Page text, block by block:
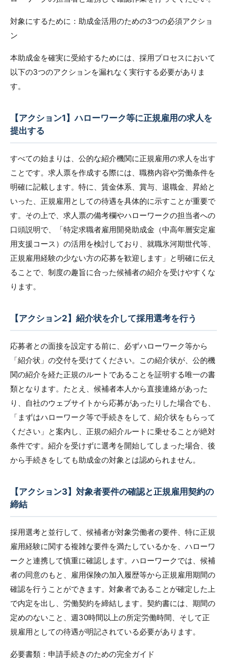
対象にするために：助成金活用のための3つの必須アクショ
ン
本助成金を確実に受給するためには、採用プロセスにおいて
以下の3つのアクションを漏れなく実行する必要がありま
す。
【アクション1】ハローワーク等に正規雇用の求人を
提出する
すべての始まりは、公的な紹介機関に正規雇用の求人を出す
ことです。求人票を作成する際には、職務内容や労働条件を
明確に記載します。特に、賃金体系、賞与、退職金、昇給と
いった、正規雇用としての待遇を具体的に示すことが重要で
す。その上で、求人票の備考欄やハローワークの担当者への
口頭説明で、「特定求職者雇用開発助成金（中高年層安定雇
用支援コース）の活用を検討しており、就職氷河期世代等、
正規雇用経験の少ない方の応募を歓迎します」と明確に伝え
ることで、制度の趣旨に合った候補者の紹介を受けやすくな
ります。
【アクション2】紹介状を介して採用選考を行う
応募者との面接を設定する前に、必ずハローワーク等から
「紹介状」の交付を受けてください。この紹介状が、公的機
関の紹介を経た正規のルートであることを証明する唯一の書
類となります。たとえ、候補者本人から直接連絡があった
り、自社のウェブサイトから応募があったりした場合でも、
「まずはハローワーク等で手続きをして、紹介状をもらって
ください」と案内し、正規の紹介ルートに乗せることが絶対
条件です。紹介を受けずに選考を開始してしまった場合、後
から手続きをしても助成金の対象とは認められません。
【アクション3】対象者要件の確認と正規雇用契約の
締結
採用選考と並行して、候補者が対象労働者の要件、特に正規
雇用経験に関する複雑な要件を満たしているかを、ハローワ
ークと連携して慎重に確認します。ハローワークでは、候補
者の同意のもと、雇用保険の加入履歴等から正規雇用期間の
確認を行うことができます。対象者であることが確定した上
で内定を出し、労働契約を締結します。契約書には、期間の
定めのないこと、週30時間以上の所定労働時間、そして正
規雇用としての待遇が明記されている必要があります。
必要書類：申請手続きのための完全ガイド